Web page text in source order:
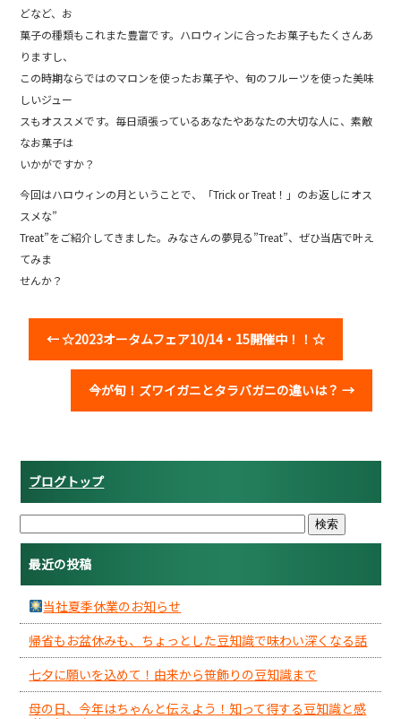
どなど、お
菓子の種類もこれまた豊富です。ハロウィンに合ったお菓子もたくさんあ
りますし、
この時期ならではのマロンを使ったお菓子や、旬のフルーツを使った美味
しいジュー
スもオススメです。毎日頑張っているあなたやあなたの大切な人に、素敵
なお菓子は
いかがですか？
今回はハロウィンの月ということで、「Trick or Treat！」のお返しにオス
スメな”
Treat”をご紹介してきました。みなさんの夢見る”Treat”、ぜひ当店で叶え
てみま
せんか？
←☆2023オータムフェア10/14・15開催中！！☆
今が旬！ズワイガニとタラバガニの違いは？ →
ブログトップ
最近の投稿
当社夏季休業のお知らせ
帰省もお盆休みも、ちょっとした豆知識で味わい深くなる話
七夕に願いを込めて！由来から笹飾りの豆知識まで
母の日、今年はちゃんと伝えよう！知って得する豆知識と感